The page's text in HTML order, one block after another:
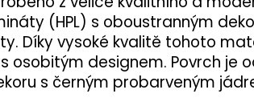
(HPL) s oboustranným
Díky vysoké kvalitě tohoto
osobitým designem. Povrch je
s černým probarveným